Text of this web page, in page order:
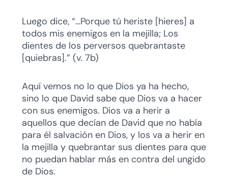
Luego dice, “…Porque tú heriste [hieres] a
todos mis enemigos en la mejilla; Los
dientes de los perversos quebrantaste
[quiebras].” (v. 7b)
Aquí vemos no lo que Dios ya ha hecho,
sino lo que David sabe que Dios va a hacer
con sus enemigos. Dios va a herir a
aquellos que decían de David que no había
para él salvación en Dios, y los va a herir en
la mejilla y quebrantar sus dientes para que
no puedan hablar más en contra del ungido
de Dios.